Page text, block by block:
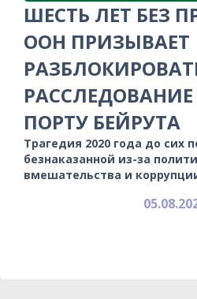
ШЕСТЬ ЛЕТ БЕЗ
ООН ПРИЗЫВАЕТ
ПОРТУ БЕЙРУТА
Трагедия 2020 года до сих
безнаказанной из-за
вмешательства и